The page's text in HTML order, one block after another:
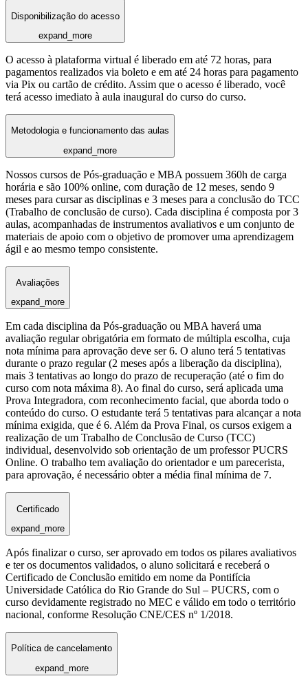
Disponibilização do acesso
expand_more
O acesso à plataforma virtual é liberado em até 72 horas, para
pagamentos realizados via boleto e em até 24 horas para pagamento
via Pix ou cartão de crédito. Assim que o acesso é liberado, você
terá acesso imediato à aula inaugural do curso do curso.
Metodologia e funcionamento das aulas
expand_more
Nossos cursos de Pós-graduação e MBA possuem 360h de carga
horária e são 100% online, com duração de 12 meses, sendo 9
meses para cursar as disciplinas e 3 meses para a conclusão do TCC
(Trabalho de conclusão de curso). Cada disciplina é composta por 3
aulas, acompanhadas de instrumentos avaliativos e um conjunto de
materiais de apoio com o objetivo de promover uma aprendizagem
ágil e ao mesmo tempo consistente.
Avaliações
expand_more
Em cada disciplina da Pós-graduação ou MBA haverá uma
avaliação regular obrigatória em formato de múltipla escolha, cuja
nota mínima para aprovação deve ser 6. O aluno terá 5 tentativas
durante o prazo regular (2 meses após a liberação da disciplina),
mais 3 tentativas ao longo do prazo de recuperação (até o fim do
curso com nota máxima 8). Ao final do curso, será aplicada uma
Prova Integradora, com reconhecimento facial, que aborda todo o
conteúdo do curso. O estudante terá 5 tentativas para alcançar a nota
mínima exigida, que é 6. Além da Prova Final, os cursos exigem a
realização de um Trabalho de Conclusão de Curso (TCC)
individual, desenvolvido sob orientação de um professor PUCRS
Online. O trabalho tem avaliação do orientador e um parecerista,
para aprovação, é necessário obter a média final mínima de 7.
Certificado
expand_more
Após finalizar o curso, ser aprovado em todos os pilares avaliativos
e ter os documentos validados, o aluno solicitará e receberá o
Certificado de Conclusão emitido em nome da Pontifícia
Universidade Católica do Rio Grande do Sul – PUCRS, com o
curso devidamente registrado no MEC e válido em todo o território
nacional, conforme Resolução CNE/CES nº 1/2018.
Política de cancelamento
expand_more